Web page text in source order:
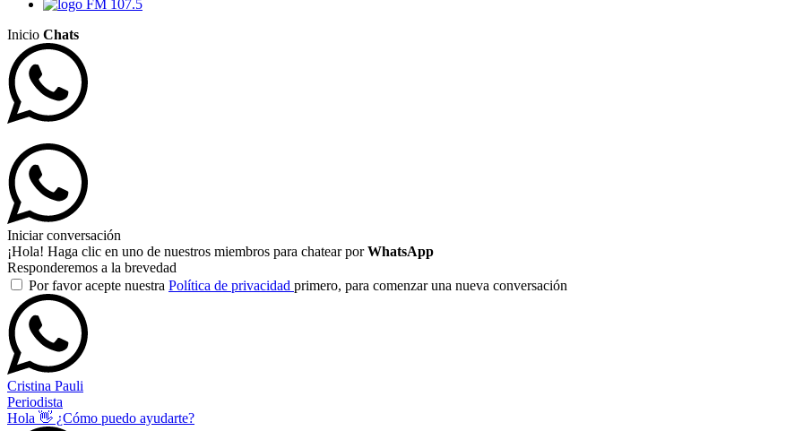
FM 107.5
Inicio Chats
Iniciar conversación
¡Hola! Haga clic en uno de nuestros miembros para chatear porWhatsApp
Responderemos a la brevedad
Por favor acepte nuestra Política de privacidad primero, para comenzar una nueva conversación
Cristina Pauli
Periodista
Hola 👋 ¿Cómo puedo ayudarte?